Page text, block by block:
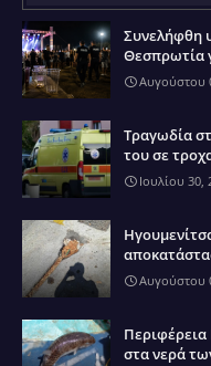
Συνελήφθη
Θεσπρωτία
Αυγούστου
Τραγωδία
του σε
Ιουλίου 30,
Αυγούστου
στα νερά